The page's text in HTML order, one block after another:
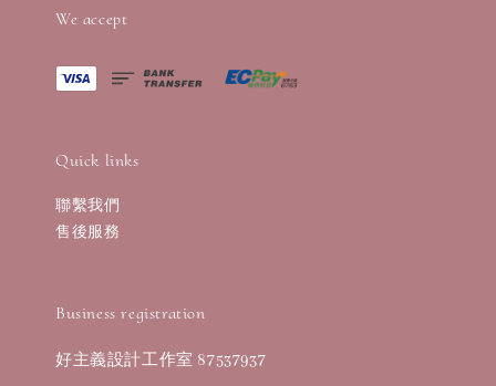
We accept
Quick links
聯繫我們
售後服務
Business registration
好主義設計工作室 87537937